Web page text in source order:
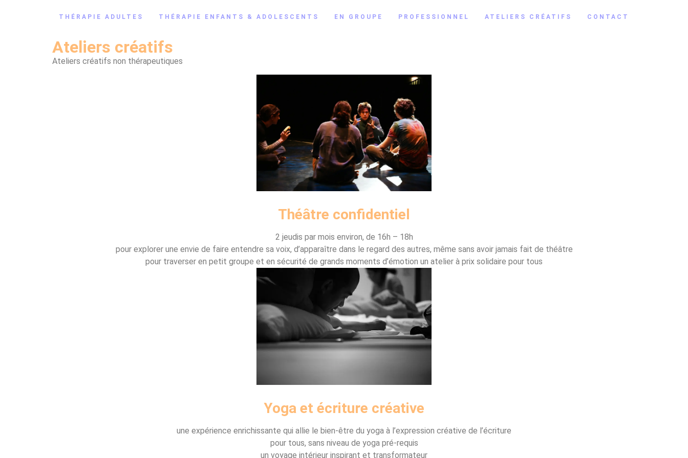
THÉRAPIE ADULTES THÉRAPIE ENFANTS & ADOLESCENTS EN GROUPE PROFESSIONNEL ATELIERS CRÉATIFS CONTACT
Ateliers créatifs
Ateliers créatifs non thérapeutiques
Théâtre confidentiel
2 jeudis par mois environ, de 16h – 18h
pour explorer une envie de faire entendre sa voix, d’apparaître dans le regard des autres, même sans avoir jamais fait de théâtre
pour traverser en petit groupe et en sécurité de grands moments d’émotion un atelier à prix solidaire pour tous
Yoga et écriture créative
une expérience enrichissante qui allie le bien-être du yoga à l’expression créative de l’écriture
pour tous, sans niveau de yoga pré-requis
un voyage intérieur inspirant et transformateur